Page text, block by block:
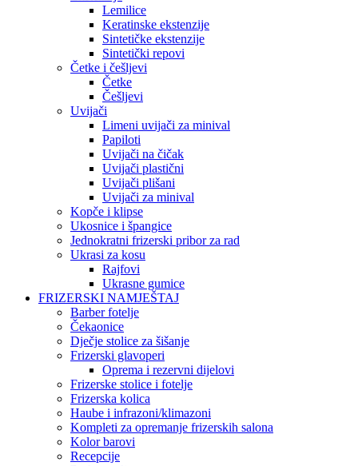
Lemilice
Keratinske ekstenzije
Sintetičke ekstenzije
Sintetički repovi
Četke i češljevi
Četke
Češljevi
Uvijači
Limeni uvijači za minival
Papiloti
Uvijači na čičak
Uvijači plastični
Uvijači plišani
Uvijači za minival
Kopče i klipse
Ukosnice i špangice
Jednokratni frizerski pribor za rad
Ukrasi za kosu
Rajfovi
Ukrasne gumice
FRIZERSKI NAMJEŠTAJ
Barber fotelje
Čekaonice
Dječje stolice za šišanje
Frizerski glavoperi
Oprema i rezervni dijelovi
Frizerske stolice i fotelje
Frizerska kolica
Haube i infrazoni/klimazoni
Kompleti za opremanje frizerskih salona
Kolor barovi
Recepcije